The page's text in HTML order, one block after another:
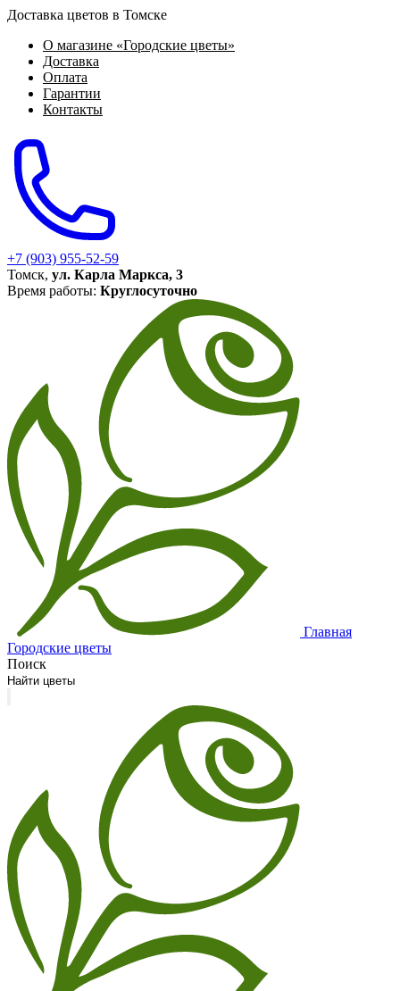
Доставка цветов в Томске
О магазине «Городские цветы»
Доставка
Оплата
Гарантии
Контакты
+7 (903) 955-52-59
Томск, ул. Карла Маркса, 3
Время работы: Круглосуточно
Главная
Городские цветы
Поиск